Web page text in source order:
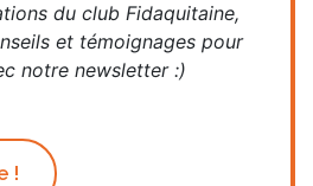
du club Fidaquitaine,
et témoignages pour
notre newsletter :)
!